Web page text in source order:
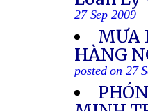
27 Sep 2009
MƯA
HÀNG
posted on 27